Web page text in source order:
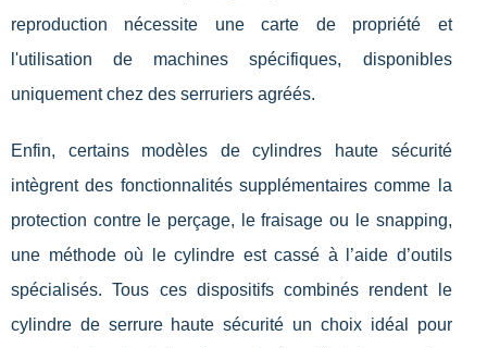
reproduction nécessite une carte de propriété et
l'utilisation de machines spécifiques, disponibles
uniquement chez des serruriers agréés.
Enfin, certains modèles de cylindres haute sécurité
intègrent des fonctionnalités supplémentaires comme la
protection contre le perçage, le fraisage ou le snapping,
une méthode où le cylindre est cassé à l’aide d’outils
spécialisés. Tous ces dispositifs combinés rendent le
cylindre de serrure haute sécurité un choix idéal pour